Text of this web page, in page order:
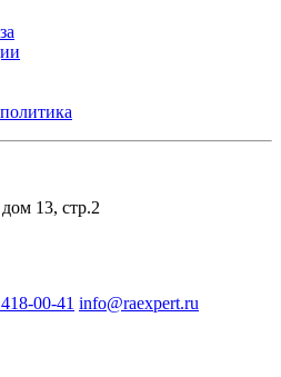
13, стр.2
00-41 info@raexpert.ru